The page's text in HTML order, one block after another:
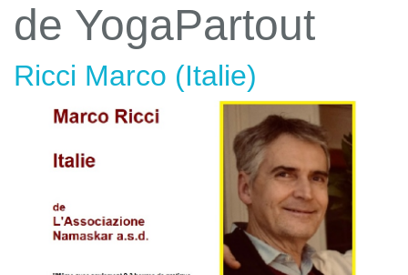
de YogaPartout
Ricci Marco (Italie)